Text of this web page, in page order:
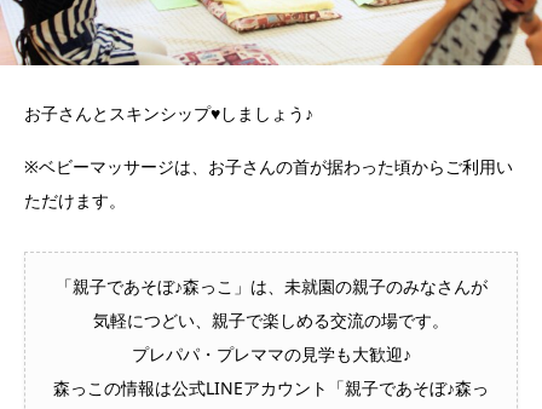
お子さんとスキンシップ♥しましょう♪
※ベビーマッサージは、お子さんの首が据わった頃からご利用い
ただけます。
「親子であそぼ♪森っこ」は、未就園の親子のみなさんが
気軽につどい、親子で楽しめる交流の場です。
プレパパ・プレママの見学も大歓迎♪
森っこの情報は公式LINEアカウント「親子であそぼ♪森っ